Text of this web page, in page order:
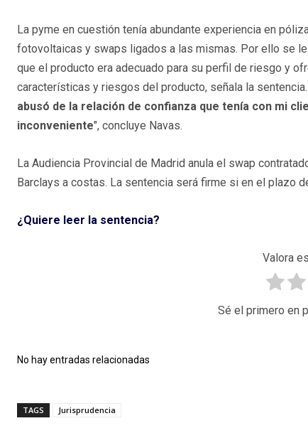
La pyme en cuestión tenía abundante experiencia en
fotovoltaicas y swaps ligados a las mismas. Por ello se
que el producto era adecuado para su perfil de riesgo y
características y riesgos del producto, señala la
abusó de la relación de confianza que tenía con mi
inconveniente", concluye Navas.
La Audiencia Provincial de Madrid anula el swap
Barclays a costas. La sentencia será firme si en el plazo
¿Quiere leer la sentencia?
Valora
Sé el primero en
No hay entradas relacionadas
TAGS Jurisprudencia